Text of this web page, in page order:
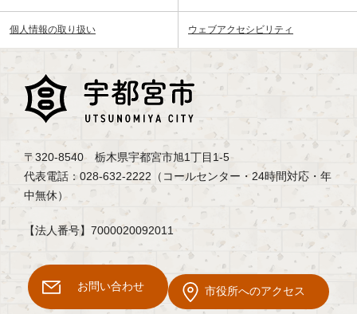
個人情報の取り扱い ウェブアクセシビリティ
〒320-8540 栃木県宇都宮市旭1丁目1-5
代表電話：028-632-2222（コールセンター・24時間対応・年
中無休）
【法人番号】7000020092011
お問い合わせ 市役所へのアクセス